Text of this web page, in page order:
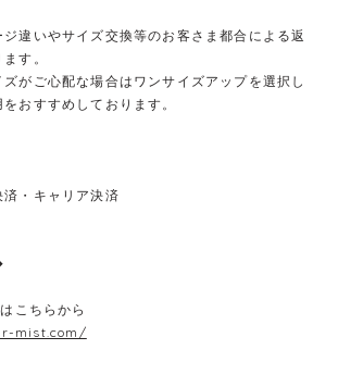
ジ違いやサイズ交換等のお客さま都合による返
す。
ズがご心配な場合はワンサイズアップを選択し
おすすめしております。
・キャリア決済
こちらから
mist.com/